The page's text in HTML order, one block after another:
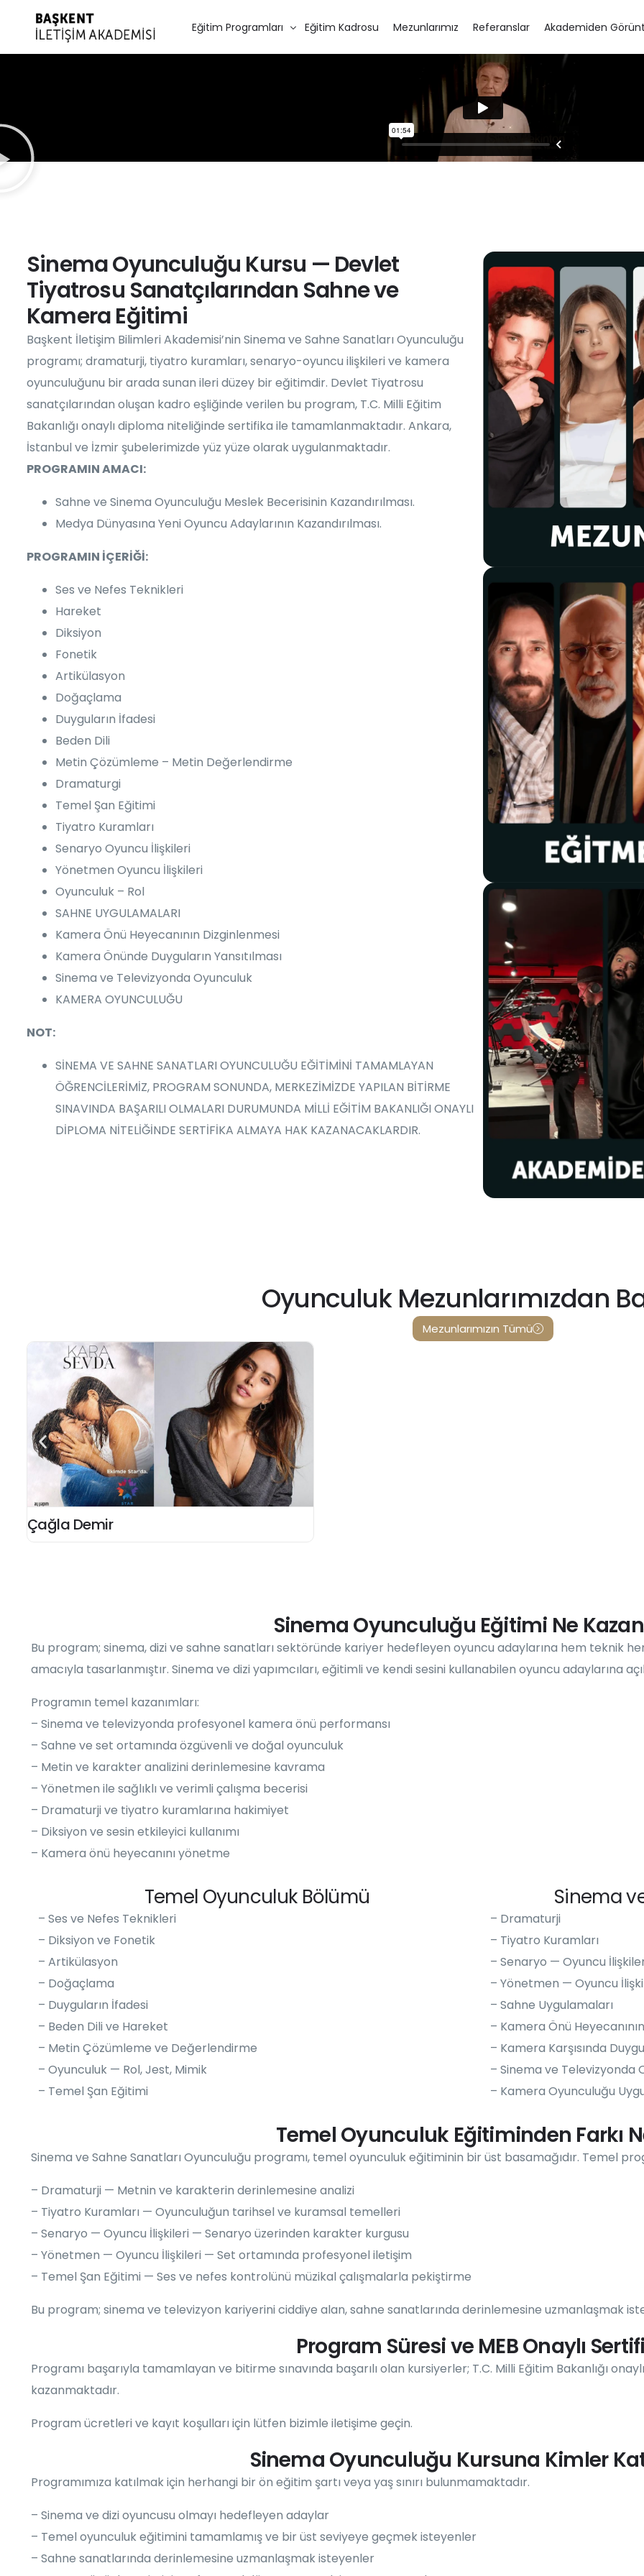
Eğitim Programları
Oyunculuk Eğitimi
Özel Ders
Diksiyon Eğitimi
Spikerlik Eğitimi
Seslendirme Kursu – Dublaj Eğitimi
Oyunculuk Eğitimi
Sinema Oyunculuğu
Online Diksiyon Kursu
Eğitim Kadrosu Mezunlarımız Referanslar Akademiden
Sinema Oyunculuğu Kursu — Devlet
Tiyatrosu Sanatçılarından Sahne ve
Kamera Eğitimi
Başkent İletişim Bilimleri Akademisi’nin Sinema ve Sahne Sanatları Oyunculuğu
programı; dramaturji, tiyatro kuramları, senaryo-oyuncu ilişkileri ve kamera
oyunculuğunu bir arada sunan ileri düzey bir eğitimdir. Devlet Tiyatrosu
sanatçılarından oluşan kadro eşliğinde verilen bu program, T.C. Milli Eğitim
Bakanlığı onaylı diploma niteliğinde sertifika ile tamamlanmaktadır. Ankara,
İstanbul ve İzmir şubelerimizde yüz yüze olarak uygulanmaktadır.
PROGRAMIN AMACI:
Sahne ve Sinema Oyunculuğu Meslek Becerisinin Kazandırılması.
Medya Dünyasına Yeni Oyuncu Adaylarının Kazandırılması.
PROGRAMIN İÇERİĞİ:
Ses ve Nefes Teknikleri
Hareket
Diksiyon
Fonetik
Artikülasyon
Doğaçlama
Duyguların İfadesi
Beden Dili
Metin Çözümleme – Metin Değerlendirme
Dramaturgi
Temel Şan Eğitimi
Tiyatro Kuramları
Senaryo Oyuncu İlişkileri
Yönetmen Oyuncu İlişkileri
Oyunculuk – Rol
SAHNE UYGULAMALARI
Kamera Önü Heyecanının Dizginlenmesi
Kamera Önünde Duyguların Yansıtılması
Sinema ve Televizyonda Oyunculuk
KAMERA OYUNCULUĞU
NOT:
SİNEMA VE SAHNE SANATLARI OYUNCULUĞU EĞİTİMİNİ TAMAMLAYAN
ÖĞRENCİLERİMİZ, PROGRAM SONUNDA, MERKEZİMİZDE YAPILAN BİTİRME
SINAVINDA BAŞARILI OLMALARI DURUMUNDA MİLLİ EĞİTİM BAKANLIĞI ONAYLI
DİPLOMA NİTELİĞİNDE SERTİFİKA ALMAYA HAK KAZANACAKLARDIR.
Oyunculuk Mezunlarımızdan
Mezunlarımızın Tümü
Çağla Demir
Sinema Oyunculuğu Eğitimi Ne
Bu program; sinema, dizi ve sahne sanatları sektöründe kariyer hedefleyen oyuncu adaylarına hem teknik
amacıyla tasarlanmıştır. Sinema ve dizi yapımcıları, eğitimli ve kendi sesini kullanabilen oyuncu adaylarına
Programın temel kazanımları:
– Sinema ve televizyonda profesyonel kamera önü performansı
– Sahne ve set ortamında özgüvenli ve doğal oyunculuk
– Metin ve karakter analizini derinlemesine kavrama
– Yönetmen ile sağlıklı ve verimli çalışma becerisi
– Dramaturji ve tiyatro kuramlarına hakimiyet
– Diksiyon ve sesin etkileyici kullanımı
– Kamera önü heyecanını yönetme
Temel Oyunculuk Bölümü
– Ses ve Nefes Teknikleri
– Diksiyon ve Fonetik
– Artikülasyon
– Doğaçlama
– Duyguların İfadesi
– Beden Dili ve Hareket
– Metin Çözümleme ve Değerlendirme
– Oyunculuk — Rol, Jest, Mimik
– Temel Şan Eğitimi
Sinema
– Dramaturji
– Tiyatro Kuramları
– Senaryo — Oyuncu
– Yönetmen — Oyuncu
– Sahne Uygulamaları
– Kamera Önü
– Kamera Karşısında
– Sinema ve Televizyonda
– Kamera Oyunculuğu
Temel Oyunculuk Eğitiminden Farkı
Sinema ve Sahne Sanatları Oyunculuğu programı, temel oyunculuk eğitiminin bir üst basamağıdır. Temel
– Dramaturji — Metnin ve karakterin derinlemesine analizi
– Tiyatro Kuramları — Oyunculuğun tarihsel ve kuramsal temelleri
– Senaryo — Oyuncu İlişkileri — Senaryo üzerinden karakter kurgusu
– Yönetmen — Oyuncu İlişkileri — Set ortamında profesyonel iletişim
– Temel Şan Eğitimi — Ses ve nefes kontrolünü müzikal çalışmalarla pekiştirme
Bu program; sinema ve televizyon kariyerini ciddiye alan, sahne sanatlarında derinlemesine uzmanlaşmak
Program Süresi ve MEB Onaylı
Programı başarıyla tamamlayan ve bitirme sınavında başarılı olan kursiyerler; T.C. Milli Eğitim Bakanlığı
kazanmaktadır.
Program ücretleri ve kayıt koşulları için lütfen bizimle iletişime geçin.
Sinema Oyunculuğu Kursuna Kimler
Programımıza katılmak için herhangi bir ön eğitim şartı veya yaş sınırı bulunmamaktadır.
– Sinema ve dizi oyuncusu olmayı hedefleyen adaylar
– Temel oyunculuk eğitimini tamamlamış ve bir üst seviyeye geçmek isteyenler
– Sahne sanatlarında derinlemesine uzmanlaşmak isteyenler